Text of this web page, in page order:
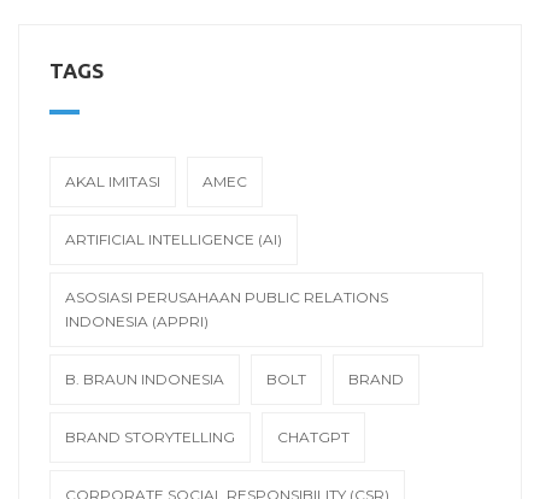
TAGS
AKAL IMITASI AMEC
ARTIFICIAL INTELLIGENCE (AI)
ASOSIASI PERUSAHAAN PUBLIC RELATIONS
INDONESIA (APPRI)
B. BRAUN INDONESIA BOLT BRAND
BRAND STORYTELLING CHATGPT
CORPORATE SOCIAL RESPONSIBILITY (CSR)